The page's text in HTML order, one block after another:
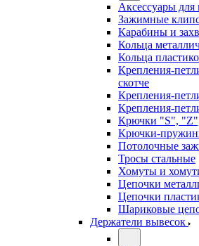
Аксессуары
Зажимные
Карабины и
Кольца
Кольца
Крепления-
скотче
Крепления-
Крепления-
Крючки "S",
Крючки-
Потолочные
Тросы стальные
Хомуты и
Цепочки
Цепочки
Шариковые
Держатели вывесок